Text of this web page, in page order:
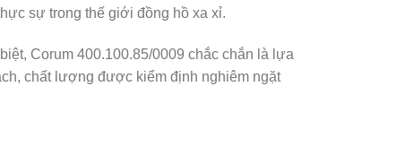
sự trong thế giới đồng hồ xa xỉ.
Corum 400.100.85/0009 chắc chắn là lựa
chất lượng được kiểm định nghiêm ngặt